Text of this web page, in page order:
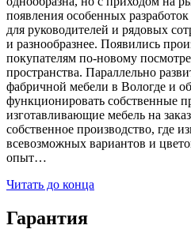
появления особенных
для руководителей и рядовых
и разнообразнее. Появились
покупателям по-новому
пространства. Параллельно
фабричной мебели в Вологде и
функционировать собственные
изготавливающие мебель на
собственное производство, где
всевозможных вариантов и
опыт…
Читать до конца
Гарантия